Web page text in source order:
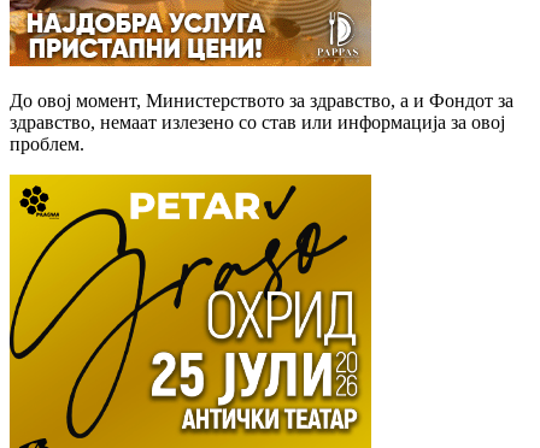
До овој момент, Министерството за здравство, а и Фондот за
здравство, немаат излезено со став или информација за овој
проблем.